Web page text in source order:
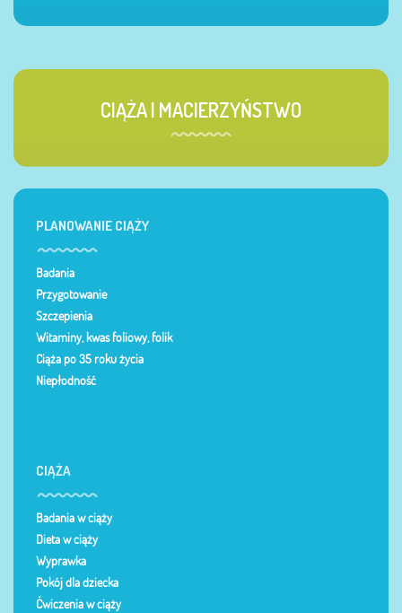
CIĄŻA I MACIERZYŃSTWO
PLANOWANIE CIĄŻY
Badania
Przygotowanie
Szczepienia
Witaminy, kwas foliowy, folik
Ciąża po 35 roku życia
Niepłodność
CIĄŻA
Badania w ciąży
Dieta w ciąży
Wyprawka
Pokój dla dziecka
Ćwiczenia w ciąży